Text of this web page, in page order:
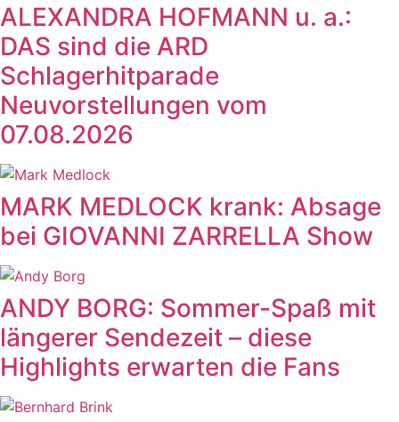
ALEXANDRA HOFMANN u. a.:
DAS sind die ARD
Schlagerhitparade
Neuvorstellungen vom
07.08.2026
MARK MEDLOCK krank: Absage
bei GIOVANNI ZARRELLA Show
ANDY BORG: Sommer-Spaß mit
längerer Sendezeit – diese
Highlights erwarten die Fans